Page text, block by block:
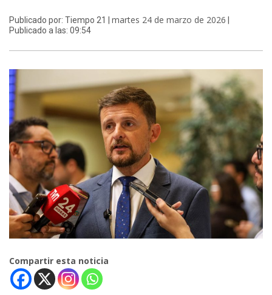
Publicado por: Tiempo 21 | martes 24 de marzo de 2026
Publicado a las: 09:54
Compartir esta noticia